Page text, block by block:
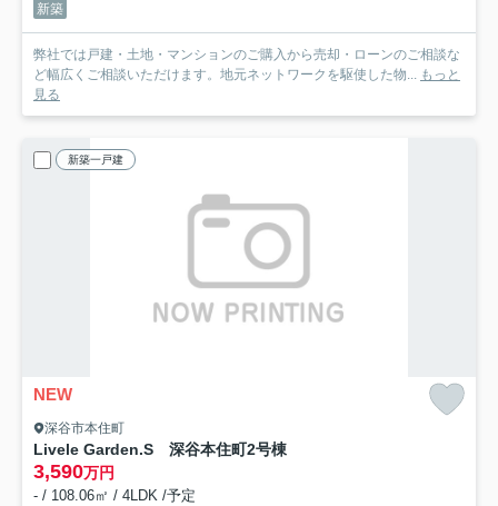
新築
弊社では戸建・土地・マンションのご購入から売却・ローンのご相談な
ど幅広くご相談いただけます。地元ネットワークを駆使した物... もっと
見る
新築一戸建
NEW
深谷市本住町
Livele Garden.S 深谷本住町2号棟
3,590万円
- / 108.06㎡ / 4LDK /予定